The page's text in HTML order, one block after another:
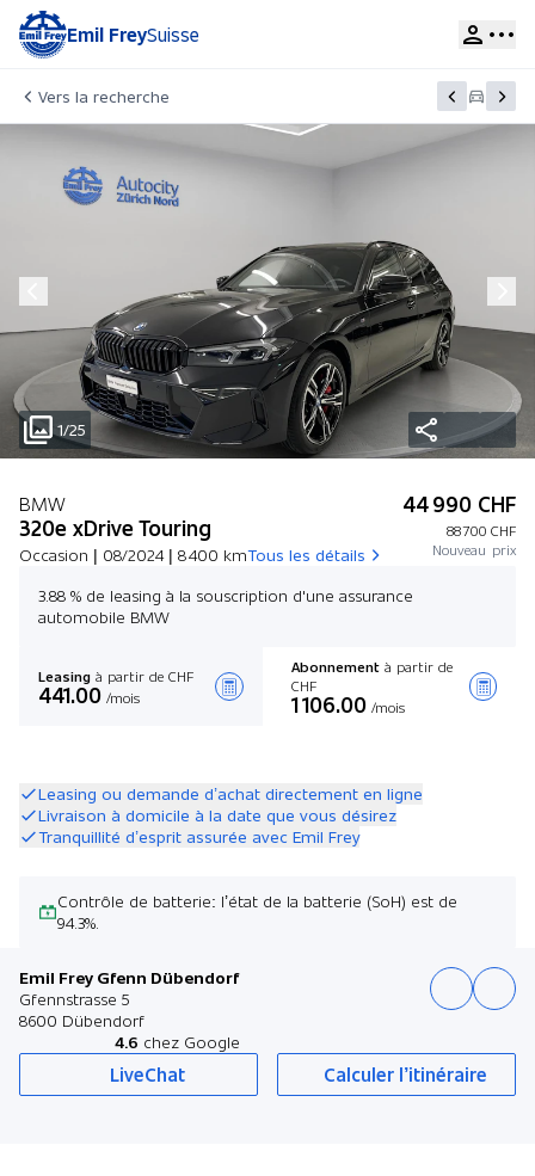
Emil FreySuisse
Vers la recherche
1/25
BMW
320e xDrive Touring
Occasion | 08/2024 | 8 400 kmTous les détails
44 990 CHF
88 700 CHF
Nouveau prix
3.88 % de leasing à la souscription d'une assurance
automobile BMW
Leasing à partir de CHF
441.00 /mois
Abonnement à partir de
CHF
1 106.00 /mois
Leasing ou demande d’achat directement en ligne
Livraison à domicile à la date que vous désirez
Tranquillité d’esprit assurée avec Emil Frey
Contrôle de batterie: l’état de la batterie (SoH) est de
94.3%.
Emil Frey Gfenn Dübendorf
Gfennstrasse 5
8600 Dübendorf
4.6 chez Google
LiveChat Calculer l’itinéraire